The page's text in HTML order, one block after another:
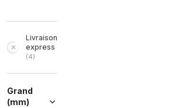
Livraison
express
(4)
Grand
(mm)